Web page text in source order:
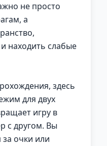
не просто
а
находить слабые
здесь
для двух
игру в
с другом. Вы
очки или